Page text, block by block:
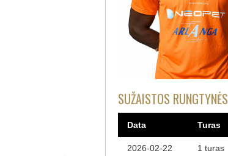
SUŽAISTOS RUNGTYNĖS
Data Turas
2026-02-22 1 turas